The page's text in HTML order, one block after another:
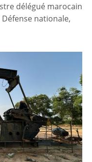
délégué marocain
nationale,